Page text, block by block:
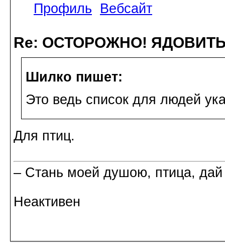
Профиль
Вебсайт
Re: ОСТОРОЖНО!
Шилко пишет:
Это ведь список для людей
Для птиц.
– Стань моей душою, птица,
Неактивен